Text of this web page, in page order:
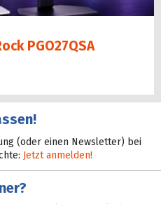
PGO27QSA
(oder einen Newsletter) bei
Jetzt anmelden!